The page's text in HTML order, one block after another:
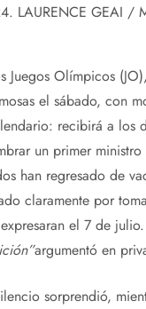
LAURENCE GEAI /
Olímpicos
el sábado, con
recibirá a los
un primer ministro
han regresado de
claramente por
el 7 de julio.
argumentó en
sorprendió,